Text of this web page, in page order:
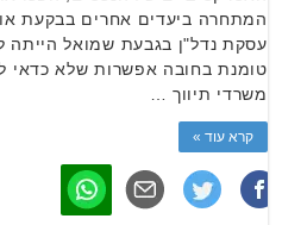
המתחרה ביעדים אחרים בבקעת
עסקת נדל"ן בגבעת שמואל הייתה
טומנת בחובה אפשרות שלא
משרדי תיווך …
קרא עוד »